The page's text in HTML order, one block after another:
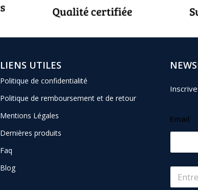
LIENS UTILES
Politique de confidentialité
Politique de remboursement et de retour
Mentions Légales
Dernières produits
Faq
Blog
Email